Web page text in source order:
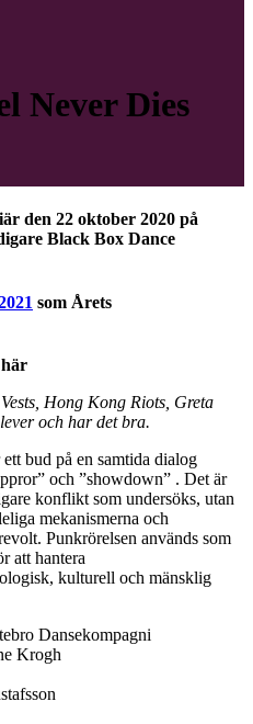
Never Dies
den 22 oktober 2020 på
Black Box Dance
som Årets
Hong Kong Riots, Greta
och har det bra.
ett bud på en samtida dialog
och ”showdown” . Det är
konflikt som undersöks, utan
mekanismerna och
Punkrörelsen används som
att hantera
kulturell och mänsklig
Dansekompagni
Krogh